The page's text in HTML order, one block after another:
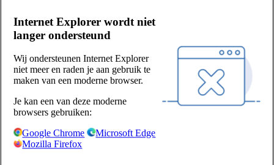
Internet Explorer wordt niet
langer ondersteund
Wij ondersteunen Internet Explorer
niet meer en raden je aan gebruik te
maken van een moderne browser.
Je kan een van deze moderne
browsers gebruiken:
Google Chrome
Microsoft Edge
Mozilla Firefox
Leveranciers
Privacy & voorwaarden
Verkoop- en leveringsvoorwaarden
Producten retourneren
Privacyverklaring
Privacyinstellingen
Contact